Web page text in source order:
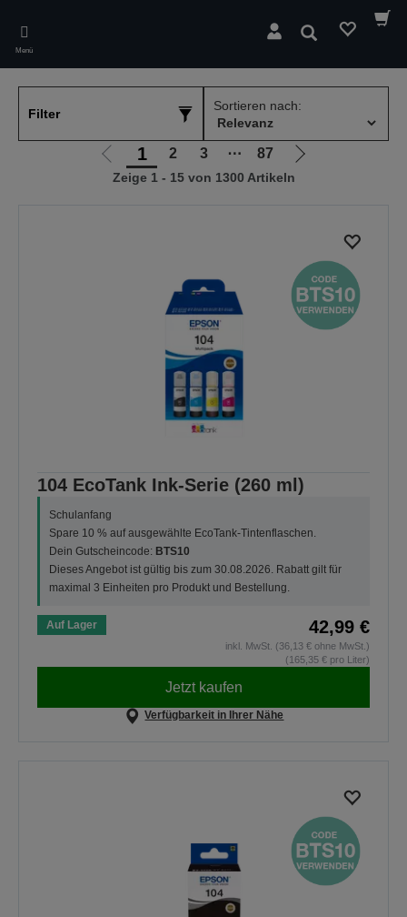
main
content
Menü
Suchen
Filter
Sortieren nach:
Zur
vorherigen
1 2 3 ⋯ 87
Zur
Zeige 1 - 15 von 1300 Artikeln
104 EcoTank Ink-Serie (260 ml)
Schulanfang
Spare 10 % auf ausgewählte EcoTank-Tintenflaschen.
Dein Gutscheincode: BTS10
Dieses Angebot ist gültig bis zum 30.08.2026. Rabatt gilt für
maximal 3 Einheiten pro Produkt und Bestellung.
Auf Lager 42,99 €
inkl. MwSt. (36,13 € ohne MwSt.)
(165,35 € pro Liter)
Jetzt kaufen
Verfügbarkeit in Ihrer Nähe